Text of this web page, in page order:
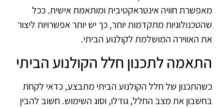
מאפשרת חוויה אינטראקטיבית ומותאמת אישית. ככל
שהטכנולוגיות מתקדמות יותר, כך יש יותר אפשרויות ליצור
את האווירה המושלמת לקולנוע הביתי.
התאמה לתכנון חלל הקולנוע הביתי
כשהתכנון של חלל הקולנוע הביתי מתבצע, כדאי לקחת
בחשבון את מצב החלל, גודלו, וסוג השימוש. חשוב להבין